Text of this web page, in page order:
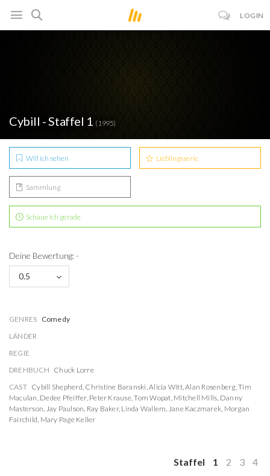
LOGIN
Cybill - Staffel 1 (1995)
Will ich sehen Lieblingsserie
Sammlung
Schaue ich gerade
Deine Bewertung: -
0.5
GENRES Comedy
LÄNDER
REGIE
DREHBUCH Chuck Lorre
CAST Cybill Shepherd, Christine Baranski,Alicia Witt,Alan Rosenberg,Tim
Maculan, Dedee Pfeiffer, Peter Krause,Tom Wopat, Mitchell Mills, Danny
Masterson, Jay Paulson, Ray Baker, Linda Wallem, Jane Kaczmarek, Morgan
Fairchild, Mary Page Keller
Staffel 1 2 3 4